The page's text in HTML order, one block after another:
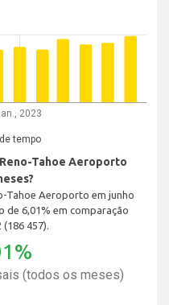
jan., 2023
tempo
Tahoe Aeroporto
Tahoe Aeroporto em junho
de 6,01% em comparação
457).
(todos os meses)